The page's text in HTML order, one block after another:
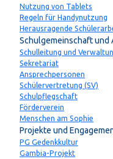
Nutzung von Tablets
Regeln für Handynutzung
Herausragende
Schulgemeinschaft und
Schulleitung und
Sekretariat
Ansprechpersonen
Schülervertretung (SV)
Schulpflegschaft
Förderverein
Menschen am Sophie
Projekte und
PG Gedenkkultur
Gambia-Projekt